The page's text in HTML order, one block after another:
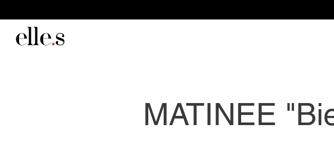
MATINEE